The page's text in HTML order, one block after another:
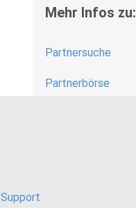
Mehr Infos zu:
Partnersuche
Partnerbörse
Support